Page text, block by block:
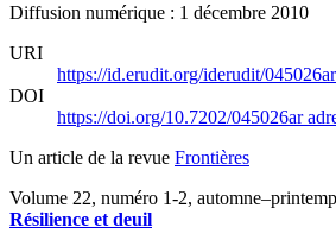
Diffusion numérique : 1 décembre 2010
URI
https://id.erudit.org/iderudit/045026ar
DOI
https://doi.org/10.7202/045026ar
Un article de la revue Frontières
Volume 22, numéro 1-2,
Résilience et deuil